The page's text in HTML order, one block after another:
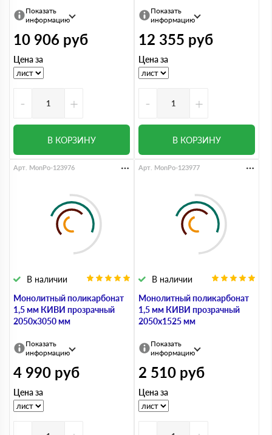
Показать
информацию
10 906 руб
Цена за
- +
В КОРЗИНУ
Показать
информацию
12 355 руб
Цена за
- +
В КОРЗИНУ
Монолитный поликарбонат
1,5 мм КИВИ прозрачный
2050х3050 мм
В наличии
Арт. MonPo-123976
Показать
информацию
4 990 руб
Цена за
Монолитный поликарбонат
1,5 мм КИВИ прозрачный
2050х1525 мм
В наличии
Арт. MonPo-123977
Показать
информацию
2 510 руб
Цена за